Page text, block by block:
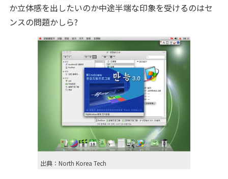
か立体感を出したいのか中途半端な印象を受けるのはセ
ンスの問題かしら?
出典：North Korea Tech